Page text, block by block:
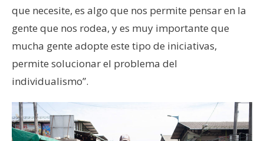
que necesite, es algo que nos permite pensar en la
gente que nos rodea, y es muy importante que
mucha gente adopte este tipo de iniciativas,
permite solucionar el problema del
individualismo”.